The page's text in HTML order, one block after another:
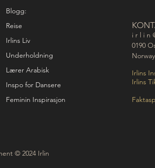
Blogg:
Reise
Irlins Liv
Underholdning
Lærer Arabisk
Inspo for Dansere
Feminin Inspirasjon
© 2024 Irlin
i r l i n
0190
Norway
Irlins
Irlins